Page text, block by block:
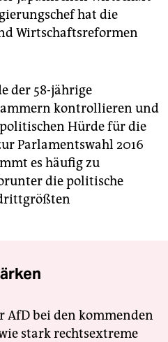
hat die
Wirtschaftsreformen
der 58-jährige
kontrollieren und
Hürde für die
Parlamentswahl 2016
es häufig zu
die politische
AfD bei den kommenden
stark rechtsextreme